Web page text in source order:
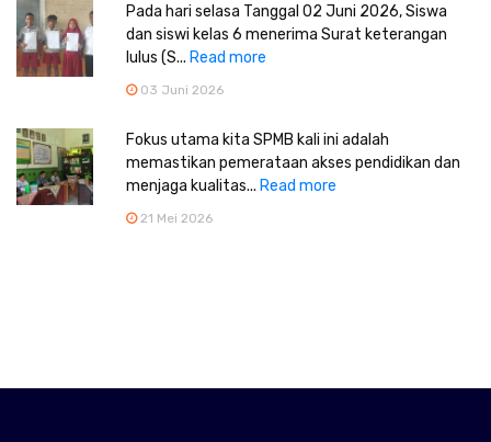
Pada hari selasa Tanggal 02 Juni 2026, Siswa
dan siswi kelas 6 menerima Surat keterangan
lulus (S... Read more
03 Juni 2026
Fokus utama kita SPMB kali ini adalah
memastikan pemerataan akses pendidikan dan
menjaga kualitas... Read more
21 Mei 2026